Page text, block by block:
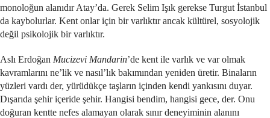
monoloğun alanıdır Atay’da. Gerek Selim Işık gerekse Turgut İstanbul
da kaybolurlar. Kent onlar için bir varlıktır ancak kültürel, sosyolojik
değil psikolojik bir varlıktır.
Aslı Erdoğan Mucizevi Mandarin’de kent ile varlık ve var olmak
kavramlarını ne’lik ve nasıl’lık bakımından yeniden üretir. Binaların
yüzleri vardı der, yürüdükçe taşların içinden kendi yankısını duyar.
Dışarıda şehir içeride şehir. Hangisi bendim, hangisi gece, der. Onu
doğuran kentte nefes alamayan olarak sınır deneyiminin alanını